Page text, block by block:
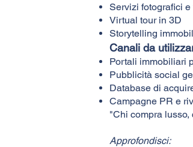
Servizi fotografici
Virtual tour in 3D
Storytelling
Canali da
Portali immobiliari
Pubblicità social
Database di
Campagne PR e
"Chi compra
Approfondisci: